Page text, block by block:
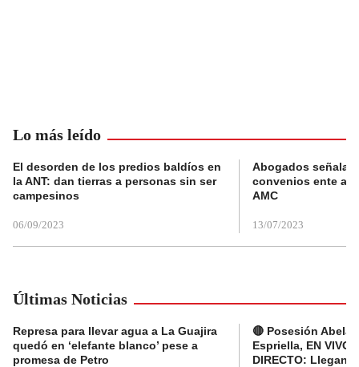
Lo más leído
El desorden de los predios baldíos en
la ANT: dan tierras a personas sin ser
campesinos
06/09/2023
Abogados
convenios ente
AMC
13/07/2023
Últimas Noticias
Represa para llevar agua a La Guajira
quedó en ‘elefante blanco’ pese a
promesa de Petro
🔴 Posesión
Espriella, EN VIVO
DIRECTO: Llegan